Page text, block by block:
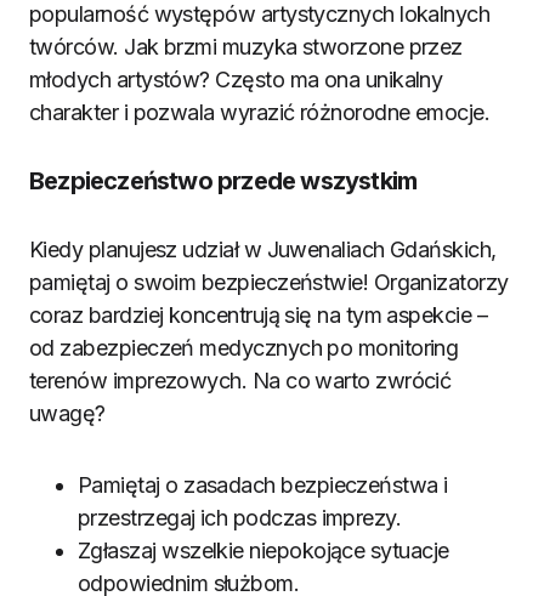
popularność występów artystycznych lokalnych
twórców. Jak brzmi muzyka stworzone przez
młodych artystów? Często ma ona unikalny
charakter i pozwala wyrazić różnorodne emocje.
Bezpieczeństwo przede wszystkim
Kiedy planujesz udział w Juwenaliach Gdańskich,
pamiętaj o swoim bezpieczeństwie! Organizatorzy
coraz bardziej koncentrują się na tym aspekcie –
od zabezpieczeń medycznych po monitoring
terenów imprezowych. Na co warto zwrócić
uwagę?
Pamiętaj o zasadach bezpieczeństwa i
przestrzegaj ich podczas imprezy.
Zgłaszaj wszelkie niepokojące sytuacje
odpowiednim służbom.